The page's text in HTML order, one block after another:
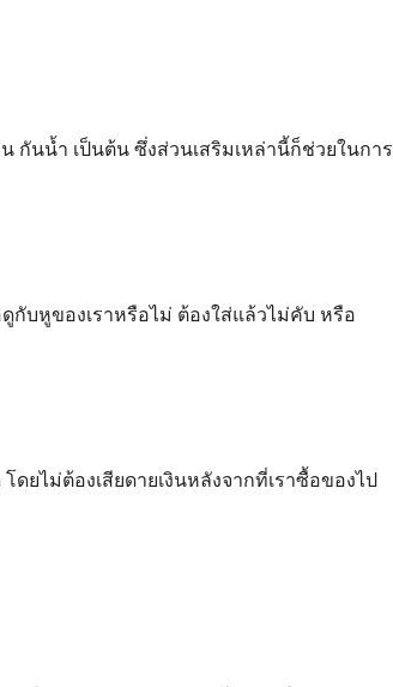
กันน้ำ เป็นต้น ซึ่งส่วนเสริมเหล่านี้ก็ช่วยในการ
บหูของเราหรือไม่ ต้องใส่แล้วไม่คับ หรือ
ยไม่ต้องเสียดายเงินหลังจากที่เราซื้อของไป